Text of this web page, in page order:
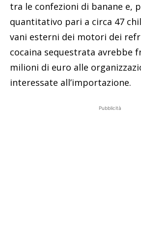
tra le confezioni di banane e,
quantitativo pari a circa 47
vani esterni dei motori dei
cocaina sequestrata avrebbe
milioni di euro alle
interessate all’importazione.
Pubblicità